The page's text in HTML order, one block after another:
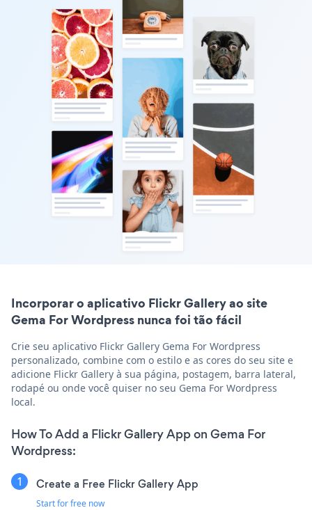
Incorporar o aplicativo Flickr Gallery ao site
Gema For Wordpress nunca foi tão fácil
Crie seu aplicativo Flickr Gallery Gema For Wordpress
personalizado, combine com o estilo e as cores do seu site e
adicione Flickr Gallery à sua página, postagem, barra lateral,
rodapé ou onde você quiser no seu Gema For Wordpress
local.
How To Add a Flickr Gallery App on Gema For
Wordpress:
Create a Free Flickr Gallery App
Start for free now